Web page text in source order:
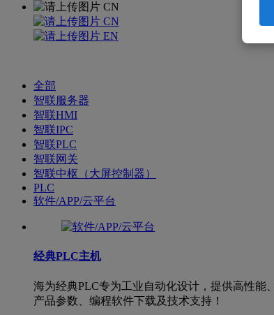
CN
CN
EN
全部
智联服务器
智联HMI
智联IPC
智联PLC
智联网关
智联中枢（大屏控制器）
PLC
软件/APP/云平台
经典PLC主机
海为经典PLC专为工业自动化设计，提供高性
产品参数、编程软件下载及技术支持！